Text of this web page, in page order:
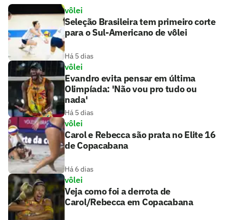
vôlei
Seleção Brasileira tem primeiro corte
para o Sul-Americano de vôlei
Há 5 dias
vôlei
Evandro evita pensar em última
Olimpíada: 'Não vou pro tudo ou
nada'
Há 5 dias
vôlei
Carol e Rebecca são prata no Elite 16
de Copacabana
Há 6 dias
vôlei
Veja como foi a derrota de
Carol/Rebecca em Copacabana